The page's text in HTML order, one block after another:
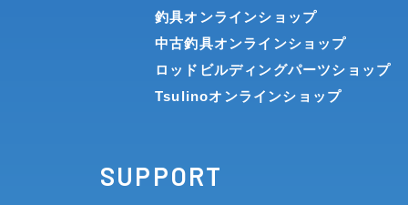
釣具オンラインショップ
中古釣具オンラインショップ
ロッドビルディングパーツショップ
Tsulinoオンラインショップ
SUPPORT